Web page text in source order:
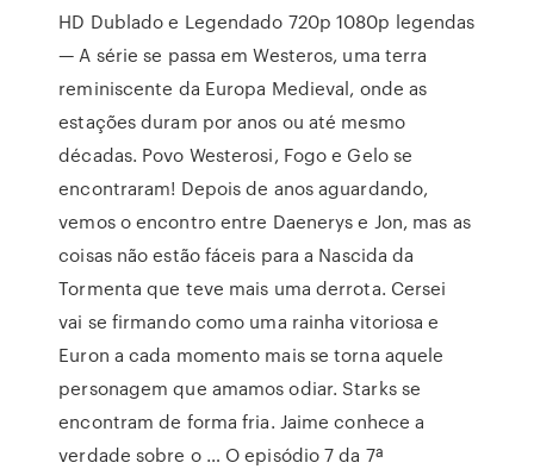
HD Dublado e Legendado 720p 1080p legendas
— A série se passa em Westeros, uma terra
reminiscente da Europa Medieval, onde as
estações duram por anos ou até mesmo
décadas. Povo Westerosi, Fogo e Gelo se
encontraram! Depois de anos aguardando,
vemos o encontro entre Daenerys e Jon, mas as
coisas não estão fáceis para a Nascida da
Tormenta que teve mais uma derrota. Cersei
vai se firmando como uma rainha vitoriosa e
Euron a cada momento mais se torna aquele
personagem que amamos odiar. Starks se
encontram de forma fria. Jaime conhece a
verdade sobre o … O episódio 7 da 7ª